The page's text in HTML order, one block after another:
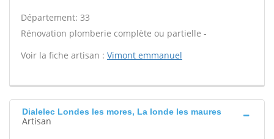
Département: 33
Rénovation plomberie complète ou partielle -
Voir la fiche artisan : Vimont emmanuel
Dialelec Londes les mores, La londe les maures
Artisan